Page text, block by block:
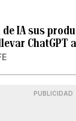
IA sus
ChatGPT
PUBLICIDAD